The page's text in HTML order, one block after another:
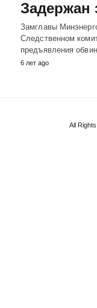
Задержан
Замглавы
Следственном
предъявления
6 лет ago
All